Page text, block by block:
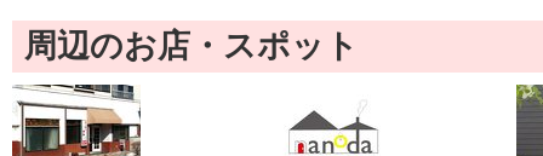
周辺のお店・スポット